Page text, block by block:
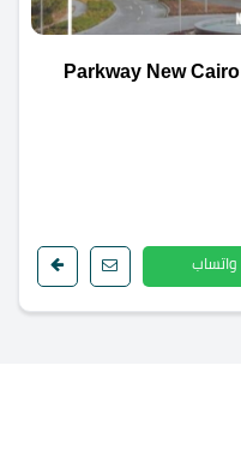
كمبوند بارك واي التجمع الخامس Parkway New Cairo
واتساب